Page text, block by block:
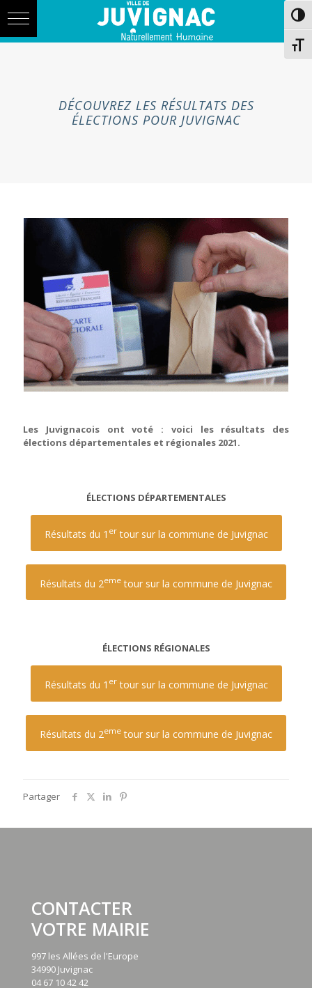
navigation
DÉCOUVREZ LES RÉSULTATS DES
ÉLECTIONS POUR JUVIGNAC
Les Juvignacois ont voté : voici les résultats des
élections départementales et régionales 2021.
ÉLECTIONS DÉPARTEMENTALES
Résultats du 1 ertour sur la commune de Juvignac
Résultats du 2eme tour sur la commune de Juvignac
ÉLECTIONS RÉGIONALES
Résultats du 1 ertour sur la commune de Juvignac
Résultats du 2eme tour sur la commune de Juvignac
Partager
CONTACTER
VOTRE MAIRIE
997 les Allées de l'Europe
34990 Juvignac
04 67 10 42 42